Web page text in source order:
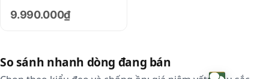
9.990.000₫
So sánh nhanh dòng đang bán